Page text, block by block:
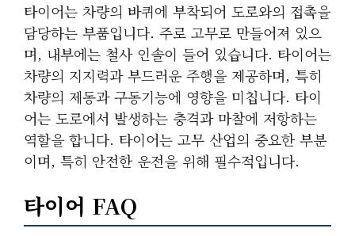
타이어는 차량의 바퀴에 부착되어 도로와의 접촉을
담당하는 부품입니다. 주로 고무로 만들어져 있으
며, 내부에는 철사 인솔이 들어 있습니다. 타이어는
차량의 지지력과 부드러운 주행을 제공하며, 특히
차량의 제동과 구동기능에 영향을 미칩니다. 타이
어는 도로에서 발생하는 충격과 마찰에 저항하는
역할을 합니다. 타이어는 고무 산업의 중요한 부분
이며, 특히 안전한 운전을 위해 필수적입니다.
타이어 FAQ